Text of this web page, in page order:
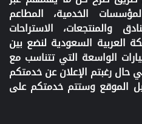
الخدمية، المطاعم
والمنتجعات، الاستراحات
العربية السعودية لنضع بين
الواسعة التي تتناسب مع
حال رغبتم الإعلان عن خدمتكم
الموقع وستتم خدمتكم على